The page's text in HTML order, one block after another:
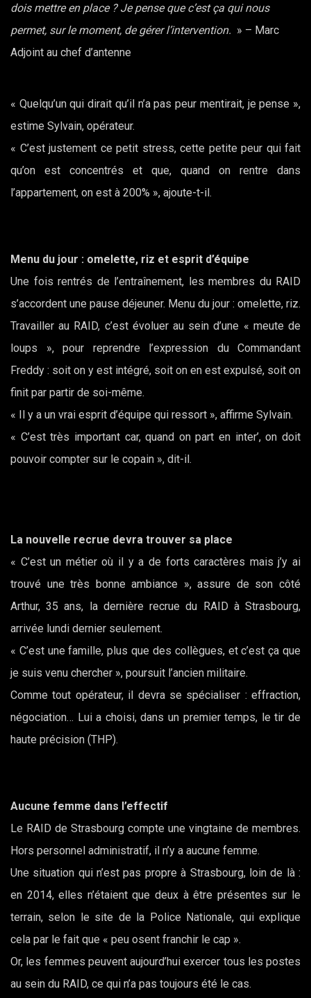
dois mettre en place ? Je pense que c’est ça qui nous
permet, sur le moment, de gérer l’intervention. » – Marc
Adjoint au chef d’antenne
« Quelqu’un qui dirait qu’il n’a pas peur mentirait, je pense »,
estime Sylvain, opérateur.
« C’est justement ce petit stress, cette petite peur qui fait
qu’on est concentrés et que, quand on rentre dans
l’appartement, on est à 200% », ajoute-t-il.
Menu du jour : omelette, riz et esprit d’équipe
Une fois rentrés de l’entraînement, les membres du RAID
s’accordent une pause déjeuner. Menu du jour : omelette, riz.
Travailler au RAID, c’est évoluer au sein d’une « meute de
loups », pour reprendre l’expression du Commandant
Freddy : soit on y est intégré, soit on en est expulsé, soit on
finit par partir de soi-même.
« Il y a un vrai esprit d’équipe qui ressort », affirme Sylvain.
« C’est très important car, quand on part en inter’, on doit
pouvoir compter sur le copain », dit-il.
La nouvelle recrue devra trouver sa place
« C’est un métier où il y a de forts caractères mais j’y ai
trouvé une très bonne ambiance », assure de son côté
Arthur, 35 ans, la dernière recrue du RAID à Strasbourg,
arrivée lundi dernier seulement.
« C’est une famille, plus que des collègues, et c’est ça que
je suis venu chercher », poursuit l’ancien militaire.
Comme tout opérateur, il devra se spécialiser : effraction,
négociation… Lui a choisi, dans un premier temps, le tir de
haute précision (THP).
Aucune femme dans l’effectif
Le RAID de Strasbourg compte une vingtaine de membres.
Hors personnel administratif, il n’y a aucune femme.
Une situation qui n’est pas propre à Strasbourg, loin de là :
en 2014, elles n’étaient que deux à être présentes sur le
terrain, selon le site de la Police Nationale, qui explique
cela par le fait que « peu osent franchir le cap ».
Or, les femmes peuvent aujourd’hui exercer tous les postes
au sein du RAID, ce qui n’a pas toujours été le cas.